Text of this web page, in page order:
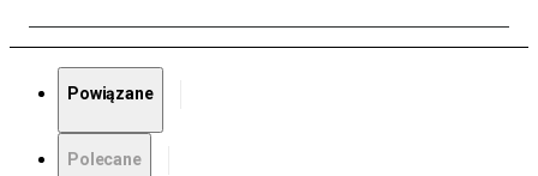
Powiązane
Polecane